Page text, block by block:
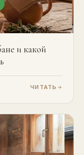
и какой
ЧИТАТЬ